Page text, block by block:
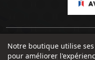
Notre boutique utilise
pour améliorerUn site réalisé